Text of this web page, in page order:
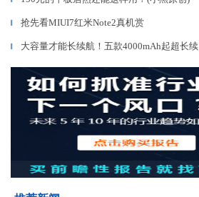
▎ 抢先看MIUI7红米Note2真机赏
▎ 大容量才能长续航！五款4000mAh起超长续